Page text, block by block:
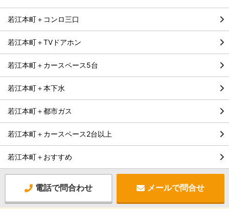
若江本町＋コンロ三口
若江本町＋TVドアホン
若江本町＋カースペース5台
若江本町＋本下水
若江本町＋都市ガス
若江本町＋カースペース2台以上
若江本町＋おすすめ
電話で問合わせ メールで問合せ